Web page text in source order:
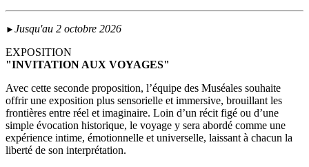
► Jusqu'au 2 octobre 2026
EXPOSITION
"INVITATION AUX VOYAGES"
Avec cette seconde proposition, l’équipe des Muséales souhaite
offrir une exposition plus sensorielle et immersive, brouillant les
frontières entre réel et imaginaire. Loin d’un récit figé ou d’une
simple évocation historique, le voyage y sera abordé comme une
expérience intime, émotionnelle et universelle, laissant à chacun la
liberté de son interprétation.